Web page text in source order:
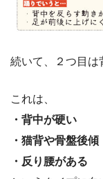
続いて、２つ目は
これは、
・背中が硬い
・猫背や骨盤後
・反り腰がある